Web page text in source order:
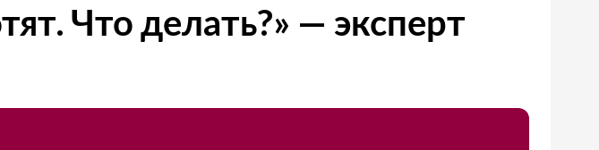
Что делать?» — эксперт